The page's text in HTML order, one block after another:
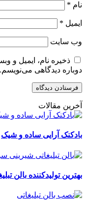
نام *
ایمیل *
وب‌ سایت
ذخیره نام، ایمیل و
دوباره دیدگاهی می‌نویسم.
آخرین مقالات
بادکنک آرایی ساده و شیک
بهترین تولیدکننده بالن